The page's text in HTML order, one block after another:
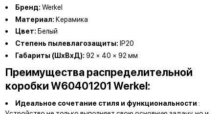
Бренд:Werkel
Материал:Керамика
Цвет:Белый
Степень пылевлагозащиты:IP20
Габариты (ШхВхД):92 × 40 × 92 мм
Преимущества распределительной
коробки W60401201 Werkel:
Идеальное сочетание стиля и функциональности: